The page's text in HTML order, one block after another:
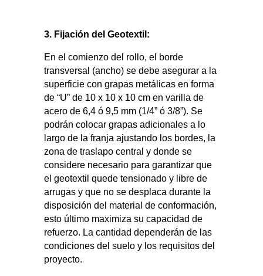
3. Fijación del Geotextil:
En el comienzo del rollo, el borde
transversal (ancho) se debe asegurar a la
superficie con grapas metálicas en forma
de “U” de 10 x 10 x 10 cm envarilla de
acero de 6,4ó 9,5 mm (1/4”ó 3/8”). Se
podrán colocar grapas adicionales a lo
largode la franja ajustando los bordes, la
zona de traslapo central y donde se
considere necesario para garantizar que
el geotextil quede tensionado y libre de
arrugas y que no sedesplaca durante la
disposición del material de conformación,
esto último maximiza su capacidad de
refuerzo. La cantidad dependerán de las
condiciones del suelo y los requisitos del
proyecto.